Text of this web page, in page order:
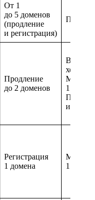
От 1
до 5 доменов
(продление
и регистрация)
Продление
до 2 доменов
хостинг:
1
или
Регистрация
1 домена
1 месяц